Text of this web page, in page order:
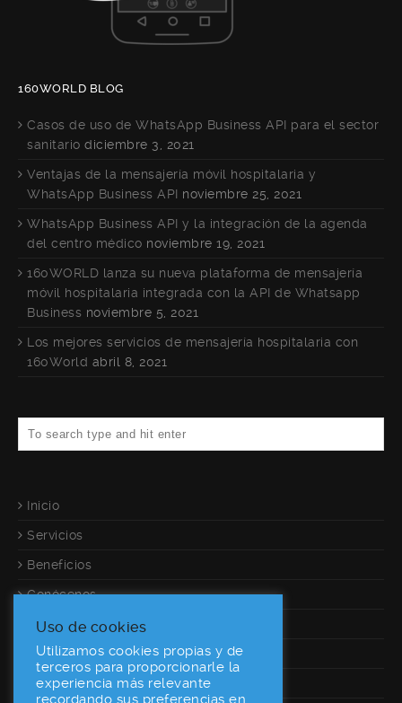
160WORLD BLOG
Casos de uso de WhatsApp Business API para el sector
sanitario diciembre 3, 2021
Ventajas de la mensajería móvil hospitalaria y
WhatsApp Business API noviembre 25, 2021
WhatsApp Business API y la integración de la agenda
del centro médico noviembre 19, 2021
160WORLD lanza su nueva plataforma de mensajería
móvil hospitalaria integrada con la API de Whatsapp
Business noviembre 5, 2021
Los mejores servicios de mensajería hospitalaria con
160World abril 8, 2021
Inicio
Servicios
Beneficios
Conócenos
Referencias
Calculadora
Contacto
Uso de cookies
Utilizamos cookies propias y de
terceros para proporcionarle la
experiencia más relevante
recordando sus preferencias en